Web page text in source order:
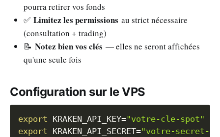
pourra retirer vos fonds
✅ Limitez les permissions au strict nécessaire
(consultation + trading)
📝 Notez bien vos clés — elles ne seront affichées
qu'une seule fois
Configuration sur le VPS
export KRAKEN_API_KEY="votre-cle-spot"
export KRAKEN_API_SECRET="votre-secret-
Copy